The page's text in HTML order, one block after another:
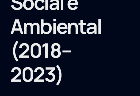
Ambiental
(2018–
2023)